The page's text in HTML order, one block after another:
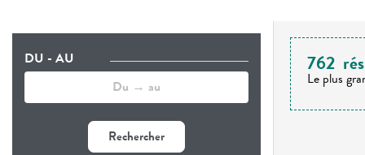
DU - AU
Rechercher
762
Le plus